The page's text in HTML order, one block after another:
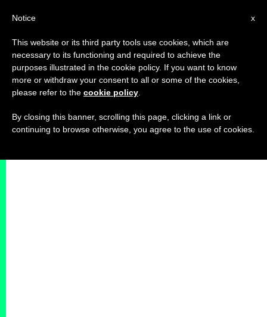
x
Notice
This website or its third party tools use cookies, which are
necessary to its functioning and required to achieve the
purposes illustrated in the cookie policy. If you want to know
more or withdraw your consent to all or some of the cookies,
please refer to the cookie policy
By closing this banner, scrolling this page, clicking a link or
continuing to browse otherwise, you agree to the use of cookies.